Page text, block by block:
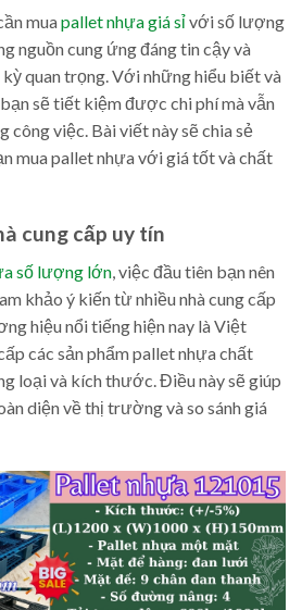
muapallet nhựa giá sỉvới số lượng
nguồn cung ứng đáng tin cậy và
quan trọng. Với những hiểu biết và
sẽ tiết kiệm được chi phí mà vẫn
công việc. Bài viết này sẽ chia sẻ
mua pallet nhựa với giá tốt và chất
cung cấp uy tín
số lượng lớn , việc đầu tiên bạn nên
khảo ý kiến từ nhiều nhà cung cấp
hiệu nổi tiếng hiện nay là Việt
các sản phẩm pallet nhựa chất
loại và kích thước. Điều này sẽ giúp
diện về thị trường và so sánh giá